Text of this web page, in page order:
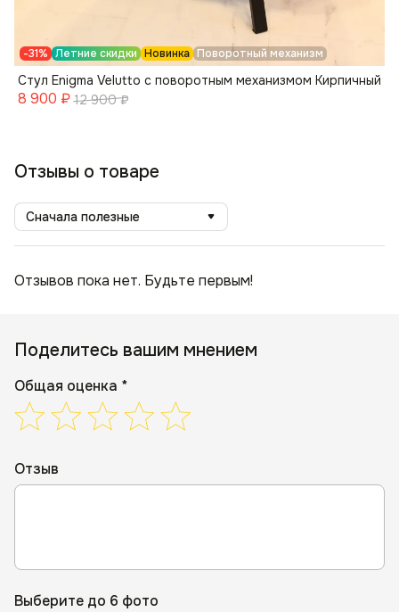
-31% Летние скидки Новинка Поворотный механизм
Стул Enigma Velutto с поворотным механизмом Кирпичный
8 900 ₽ 12 900 ₽
Отзывы о товаре
Сначала полезные
Отзывов пока нет. Будьте первым!
Поделитесь вашим мнением
Общая оценка *
Отзыв
Выберите до 6 фото